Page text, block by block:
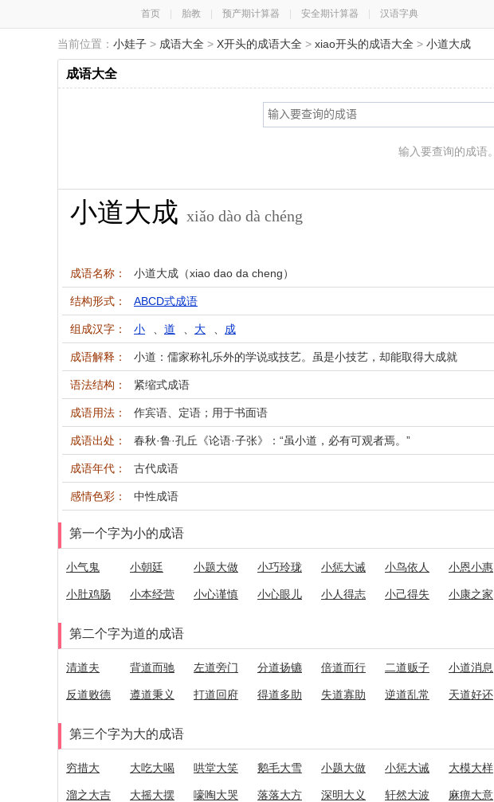
首页 胎教 预产期计算器 安全期计算器 汉语字典
当前位置： 小娃子 > 成语大全 > X开头的成语大全 > xiao开头的成语大全 > 小道大成
成语大全
输入要查询的成语。
小道大成 xiǎo dào dà chéng
成语名称： 小道大成（xiao dao da cheng）
结构形式： ABCD式成语
组成汉字： 小 道 大 成
成语解释： 小道：儒家称礼乐外的学说或技艺。虽是小技艺，却能取得大成就
语法结构： 紧缩式成语
成语用法： 作宾语、定语；用于书面语
成语出处： 春秋·鲁·孔丘《论语·子张》：“虽小道，必有可观者焉。”
成语年代： 古代成语
感情色彩： 中性成语
第一个字为小的成语
小气鬼 小朝廷 小题大做 小巧玲珑 小惩大诫 小鸟依人 小恩小惠
小肚鸡肠 小本经营 小心谨慎 小心眼儿 小人得志 小己得失 小康之家
第二个字为道的成语
清道夫 背道而驰 左道旁门 分道扬镳 倍道而行 二道贩子 小道消息
反道败德 遵道秉义 打道回府 得道多助 失道寡助 逆道乱常 天道好还
第三个字为大的成语
穷措大 大吃大喝 哄堂大笑 鹅毛大雪 小题大做 小惩大诫 大模大样
溜之大吉 大摇大摆 嚎啕大哭 落落大方 深明大义 轩然大波 麻痹大意